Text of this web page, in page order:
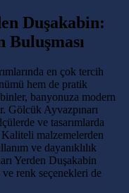
Duşakabin:
Buluşması
en çok tercih
hem de pratik
banyonuza modern
Gölcük Ayvazpınarı
ve tasarımlarda
malzemelerden
ve dayanıklılık
Yerden Duşakabin
renk seçenekleri de